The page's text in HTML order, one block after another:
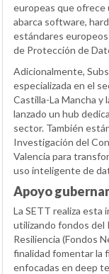
europeas que
abarca software,
estándares
de Protección de
Adicionalmente,
especializada en el
Castilla-La Mancha y
lanzado un hub
sector. También
Investigación del
Valencia para
uso inteligente de
Apoyo
La SETT realiza esta
utilizando fondos del
Resiliencia (Fondos
finalidad fomentar la
enfocadas en deep